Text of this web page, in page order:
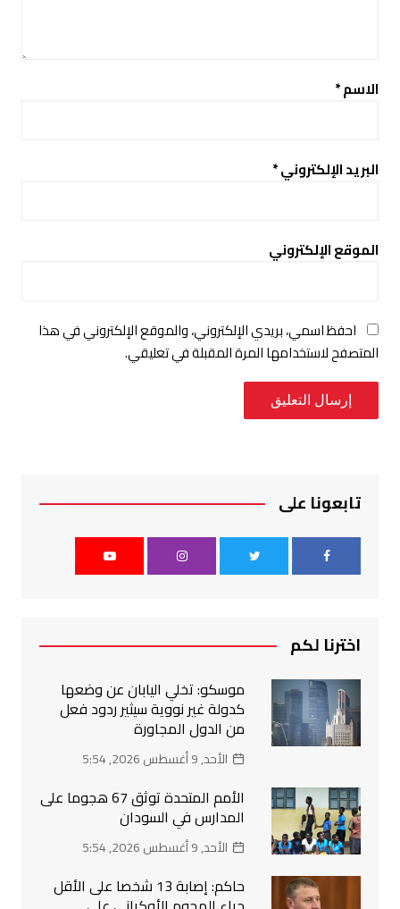
الاسم*
البريد الإلكتروني*
الموقع الإلكتروني
احفظ اسمي، بريدي الإلكتروني، والموقع الإلكتروني في هذا
المتصفح لاستخدامها المرة المقبلة في تعليقي.
تابعونا على
اخترنا لكم
موسكو: تخلي اليابان عن وضعها
كدولة غير نووية سيثير ردود فعل
من الدول المجاورة
الأحد, 9 أغسطس 2026, 5:54
الأمم المتحدة توثق 67 هجوما على
المدارس في السودان
الأحد, 9 أغسطس 2026, 5:54
حاكم: إصابة 13 شخصا على الأقل